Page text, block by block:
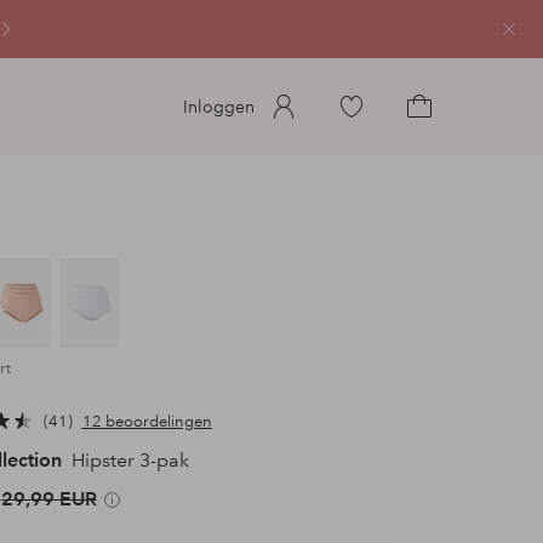
Inloggen
Ga
41 12 beoordelingen
Hipster 3-pak
29,99 EUR